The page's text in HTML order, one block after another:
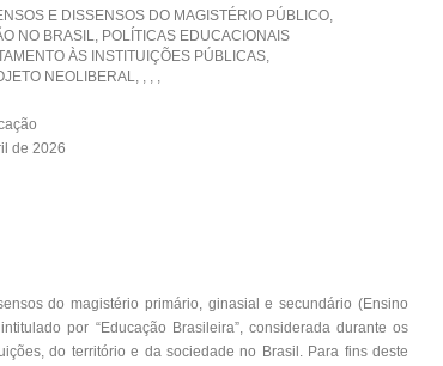
E DISSENSOS DO MAGISTÉRIO PÚBLICO,
NO BRASIL, POLÍTICAS EDUCACIONAIS
ÀS INSTITUIÇÕES PÚBLICAS,
NEOLIBERAL, , , ,
de 2026
do magistério primário, ginasial e secundário (Ensino
por “Educação Brasileira”, considerada durante os
do território e da sociedade no Brasil. Para fins deste